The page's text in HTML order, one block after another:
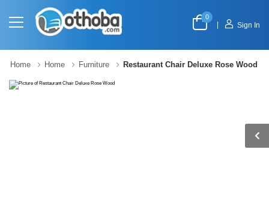
0
Sign In
Home Home Furniture Restaurant Chair Deluxe Rose Wood